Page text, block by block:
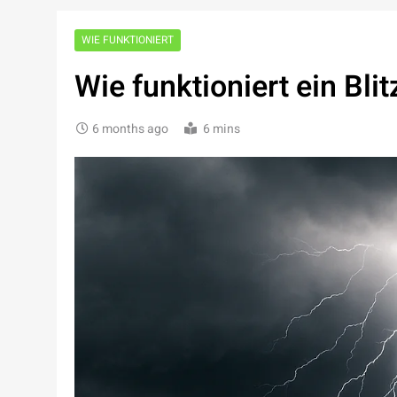
WIE FUNKTIONIERT
Wie funktioniert ein
6 months ago 6 mins